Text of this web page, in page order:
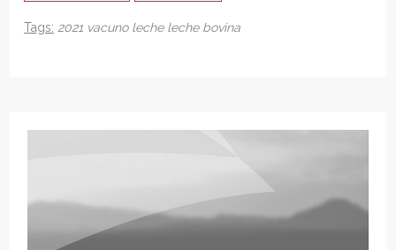
Tags: 2021 vacuno leche leche bovina